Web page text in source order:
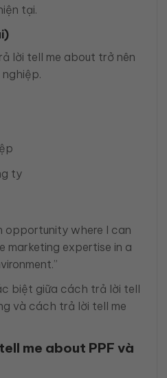
tại.
lời tell me about trở nên
ty
opportunity where I can
marketing expertise in a
biệt giữa cách trả lời tell
và cách trả lời tell me
me about PPF và